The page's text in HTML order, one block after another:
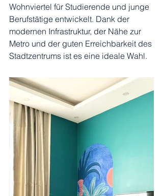
Wohnviertel für Studierende und junge
Berufstätige entwickelt. Dank der
modernen Infrastruktur, der Nähe zur
Metro und der guten Erreichbarkeit des
Stadtzentrums ist es eine ideale Wahl.